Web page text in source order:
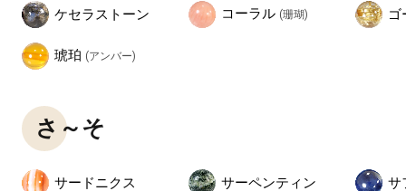
ケセラストーン コーラル (珊瑚) ゴ
琥珀 (アンバー)
さ～そ
サードニクス サーペンティン サ